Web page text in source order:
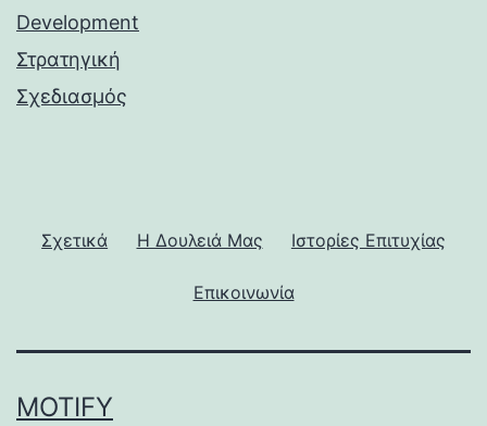
Development
Στρατηγική
Σχεδιασμός
Σχετικά Η Δουλειά Μας Ιστορίες Επιτυχίας
Επικοινωνία
MOTIFY